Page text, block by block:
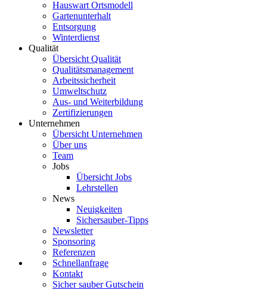
Hauswart Ortsmodell
Gartenunterhalt
Entsorgung
Winterdienst
Qualität
Übersicht Qualität
Qualitätsmanagement
Arbeitssicherheit
Umweltschutz
Aus- und Weiterbildung
Zertifizierungen
Unternehmen
Übersicht Unternehmen
Über uns
Team
Jobs
Übersicht Jobs
Lehrstellen
News
Neuigkeiten
Sichersauber-Tipps
Newsletter
Sponsoring
Referenzen
Schnellanfrage
Kontakt
Sicher sauber Gutschein